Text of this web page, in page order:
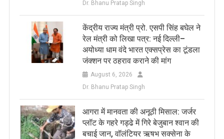
Dr. Bhanu Pratap Singh
केंद्रीय राज्य मंत्री प्रो. एसपी सिंह बघेल ने
रेल मंत्री को लिखा पत्र: नई दिल्ली–
अयोध्या धाम वंदे भारत एक्सप्रेस का टूंडला
जंक्शन पर ठहराव कराने की मांग
August 6, 2026
Dr. Bhanu Pratap Singh
आगरा में मानवता की अनूठी मिसाल: जर्जर
प्लॉट के गहरे गड्ढे में गिरे बेजुबान श्वान की
बचाई जान, वॉलंटियर ऋषभ सक्सेना के